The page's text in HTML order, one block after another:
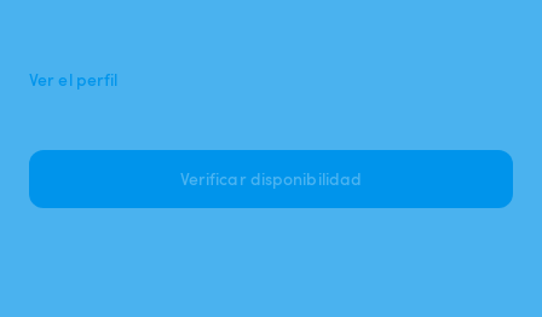
Ver el perfil
Verificar disponibilidad